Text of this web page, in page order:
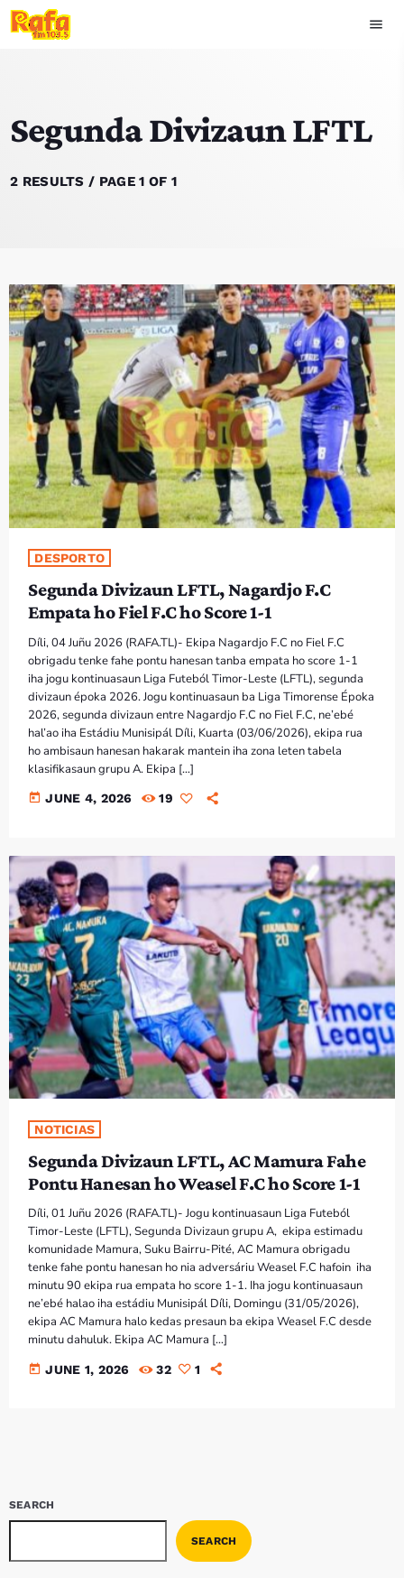
menu
play_arrow OUVIR RAFA
EKIPA
TOP 15
PODCAST SIRA
PROGRAMA SIRA
VÍDEO SIRA
EVENTU SIRA
KONTAKTU SIRA
TÉTUM
TÉTUM
PORTUGUÊS
PRÓXIMOS PROGRAMAS
Segunda Divizaun LFTL
2 RESULTS / PAGE 1 OF 1
DESPORTO
Segunda Divizaun LFTL, Nagardjo F.C
Empata ho Fiel F.C ho Score 1-1
Díli, 04 Juñu 2026 (RAFA.TL)- Ekipa Nagardjo F.C no Fiel F.C
obrigadu tenke fahe pontu hanesan tanba empata ho score 1-1
iha jogu kontinuasaun Liga Futeból Timor-Leste (LFTL), segunda
divizaun époka 2026. Jogu kontinuasaun ba Liga Timorense Époka
2026, segunda divizaun entre Nagardjo F.C no Fiel F.C, ne’ebé
hal’ao iha Estádiu Munisipál Díli, Kuarta (03/06/2026), ekipa rua
ho ambisaun hanesan hakarak mantein iha zona leten tabela
klasifikasaun grupu A. Ekipa […]
today JUNE 4, 2026 19
NOTICIAS
Segunda Divizaun LFTL, AC Mamura Fahe
Pontu Hanesan ho Weasel F.C ho Score 1-1
Díli, 01 Juñu 2026 (RAFA.TL)- Jogu kontinuasaun Liga Futeból
Timor-Leste (LFTL), Segunda Divizaun grupu A, ekipa estimadu
komunidade Mamura, Suku Bairru-Pité, AC Mamura obrigadu
tenke fahe pontu hanesan ho nia adversáriu Weasel F.C hafoin iha
minutu 90 ekipa rua empata ho score 1-1. Iha jogu kontinuasaun
ne’ebé halao iha estádiu Munisipál Díli, Domingu (31/05/2026),
ekipa AC Mamura halo kedas presaun ba ekipa Weasel F.C desde
minutu dahuluk. Ekipa AC Mamura […]
today JUNE 1, 2026 32 1
SEARCH
SEARCH